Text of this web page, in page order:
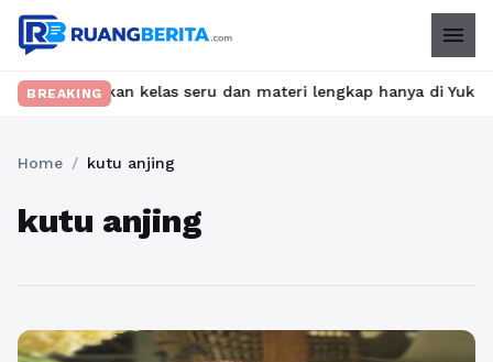
menu
BREAKINGkelas seru dan materi lengkap hanya di
Home / kutu anjing
kutu anjing